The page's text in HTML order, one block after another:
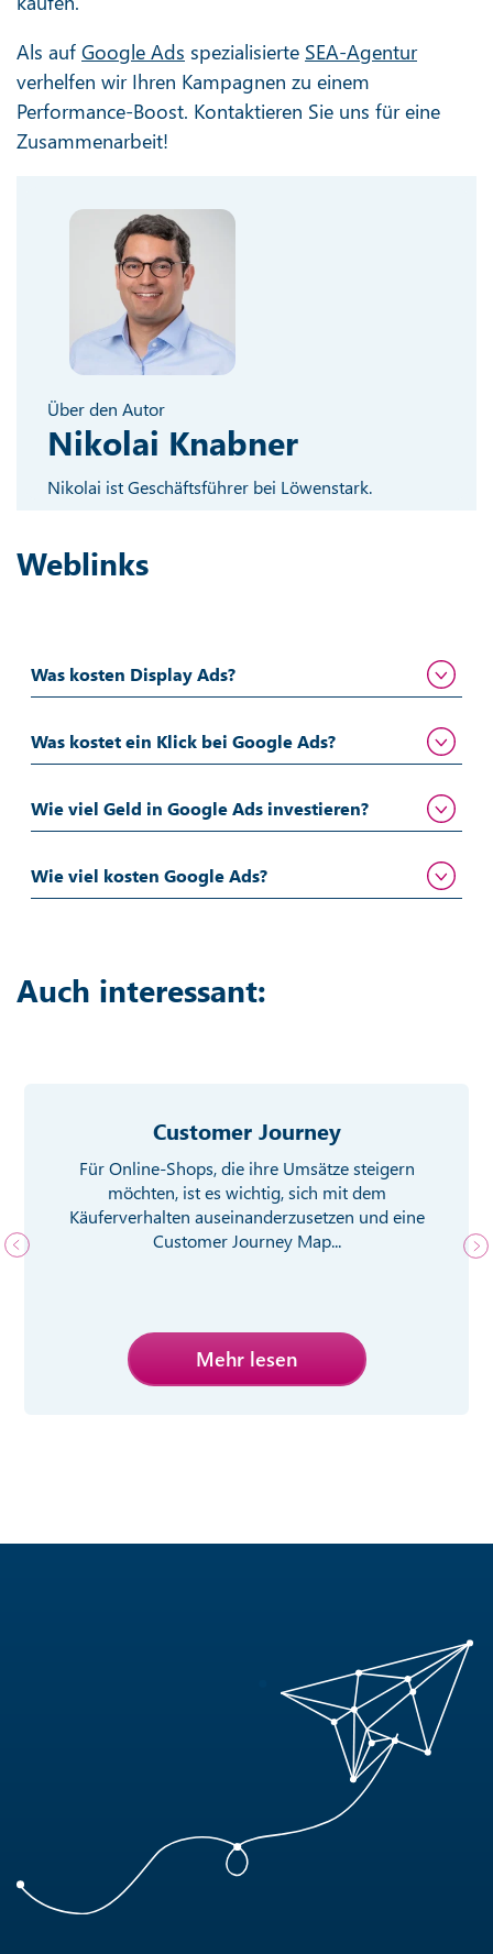
Als auf Google Ads spezialisierte SEA-Agentur
verhelfen wir Ihren Kampagnen zu einem
Performance-Boost. Kontaktieren Sie uns für eine
Zusammenarbeit!
Über den Autor
Nikolai Knabner
Nikolai ist Geschäftsführer bei Löwenstark.
Weblinks
Was kosten Display Ads?
Was kostet ein Klick bei Google Ads?
Wie viel Geld in Google Ads investieren?
Wie viel kosten Google Ads?
Auch interessant:
Customer Journey
Für Online-Shops, die ihre Umsätze steigern
möchten, ist es wichtig, sich mit dem
Käuferverhalten auseinanderzusetzen und eine
Customer Journey Map...
Mehr lesen